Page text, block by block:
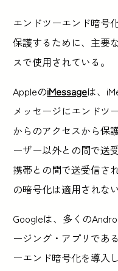
エンドツーエンド暗号
保護するために、主要
スで使用されている。
AppleのiMessageは、
メッセージにエンドツ
からのアクセスから保
ーザー以外との間で送
携帯との間で送受信さ
の暗号化は適用されない
Googleは、多くの
ージング・アプリである
ーエンド暗号化を導入